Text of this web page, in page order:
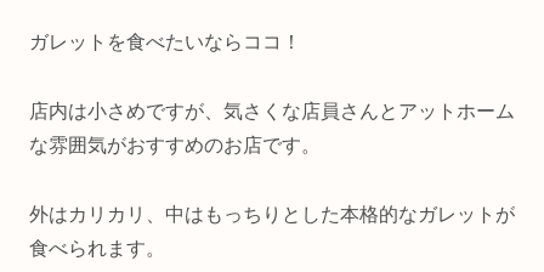
ガレットを食べたいならココ！
店内は小さめですが、気さくな店員さんとアットホーム
な雰囲気がおすすめのお店です。
外はカリカリ、中はもっちりとした本格的なガレットが
食べられます。